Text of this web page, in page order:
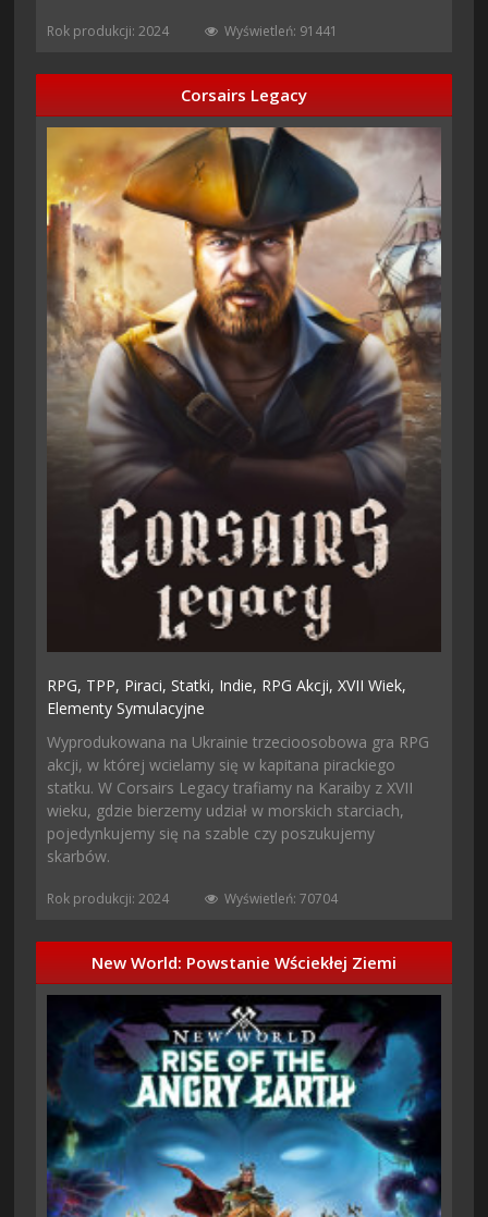
Rok produkcji: 2024 Wyświetleń: 91441
Corsairs Legacy
RPG, TPP, Piraci,Statki, Indie, RPG Akcji,XVII Wiek,
Elementy Symulacyjne
Wyprodukowana na Ukrainie trzecioosobowa gra RPG
akcji, w której wcielamy się w kapitana pirackiego
statku. W Corsairs Legacy trafiamy na Karaiby z XVII
wieku, gdzie bierzemy udział w morskich starciach,
pojedynkujemy się na szable czy poszukujemy
skarbów.
Rok produkcji: 2024 Wyświetleń: 70704
New World: Powstanie Wściekłej Ziemi